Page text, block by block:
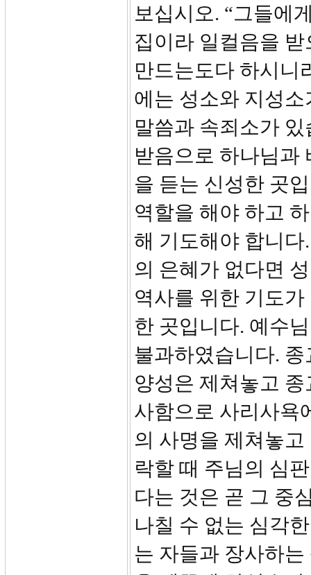
보십시오. “그들에
집이라 일컬음을
만드는도다 하시니
에는 성소와 지성
말씀과 속죄소가
받음으로 하나님과
을 듣는 신성한 곳
역할을 해야 하고
해 기도해야 합니
의 은혜가 없다면
역사를 위한 기도
한 곳입니다. 예수
불과하였습니다.
양성은 제쳐놓고
사함으로 사리사욕
의 사명을 제쳐놓
락할 때 주님의 심
다는 것은 곧 그 중
나칠 수 없는 심각
는 자들과 장사하